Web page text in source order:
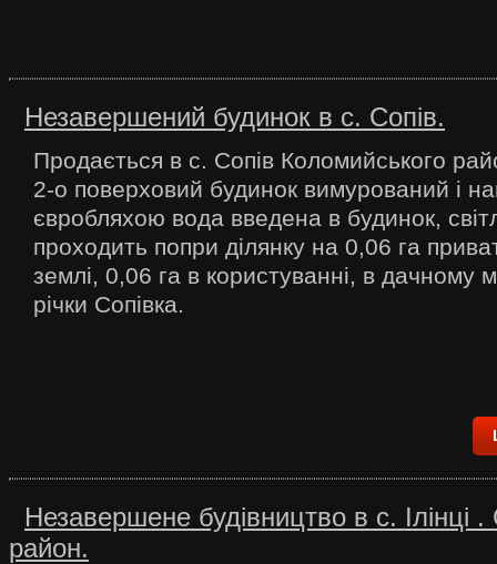
Незавершений будинок в с. Сопів.
Продається в с. Сопів Коломийського
2-о поверховий будинок вимурований і
євробляхою вода введена в будинок,
проходить попри ділянку на 0,06 га
землі, 0,06 га в користуванні, в дачному
річки Сопівка.
Незавершене будівництво в с. Ілінці
район.